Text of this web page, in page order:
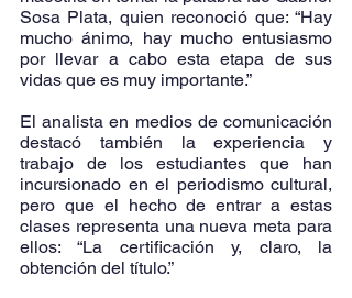
Sosa Plata, quien reconoció que: “Hay
mucho ánimo, hay mucho entusiasmo
por llevar a cabo esta etapa de sus
vidas que es muy importante.”
El analista en medios de comunicación
destacó también la experiencia y
trabajo de los estudiantes que han
incursionado en el periodismo cultural,
pero que el hecho de entrar a estas
clases representa una nueva meta para
ellos: “La certificación y, claro, la
obtención del título.”